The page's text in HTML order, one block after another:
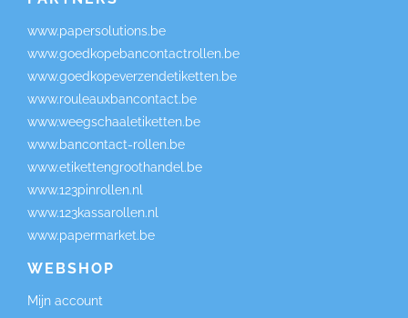
www.papersolutions.be
www.goedkopebancontactrollen.be
www.goedkopeverzendetiketten.be
www.rouleauxbancontact.be
www.weegschaaletiketten.be
www.bancontact-rollen.be
www.etikettengroothandel.be
www.123pinrollen.nl
www.123kassarollen.nl
www.papermarket.be
WEBSHOP
Mijn account